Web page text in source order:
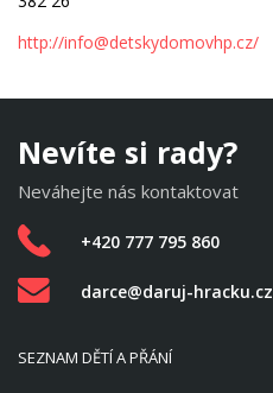
http://info@detskydomovhp.cz/
Nevíte si rady?
Neváhejte nás kontaktovat
+420 777 795 860
darce@daruj-hracku.cz
SEZNAM DĚTÍ A PŘÁNÍ